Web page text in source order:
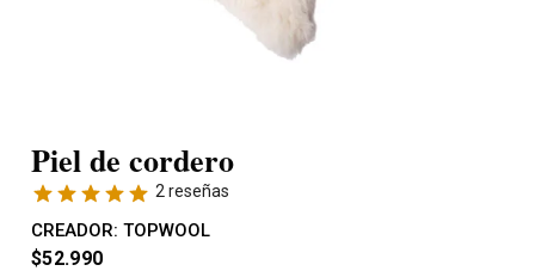
Piel de cordero
2 reseñas
CREADOR: TOPWOOL
$52.990